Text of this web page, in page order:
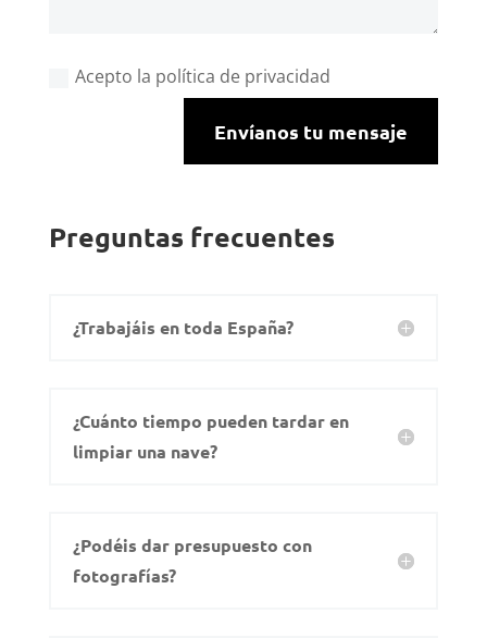
Acepto la política de privacidad
Envíanos tu mensaje
Preguntas frecuentes
¿Trabajáis en toda España?
¿Cuánto tiempo pueden tardar en
limpiar una nave?
¿Podéis dar presupuesto con
fotografías?